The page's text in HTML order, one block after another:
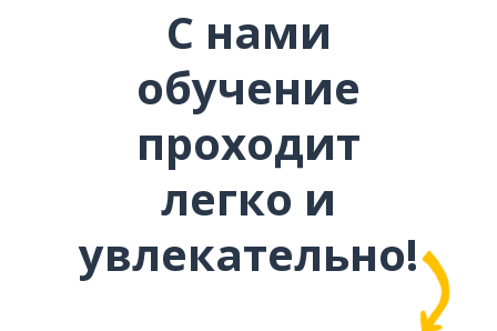
С нами
обучение
проходит
легко и
увлекательно!